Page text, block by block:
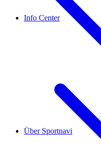
Über Sportnavi
Info Center